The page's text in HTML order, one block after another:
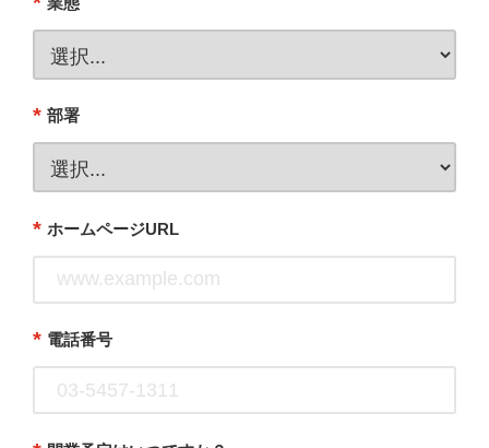
* 部署
* ホームページURL
* 電話番号